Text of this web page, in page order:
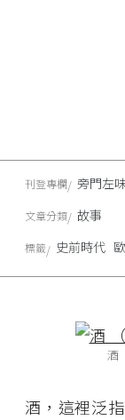
酒
酒，這裡泛
刊登專欄 旁門左
文章分類 故事
標籤 史前時代